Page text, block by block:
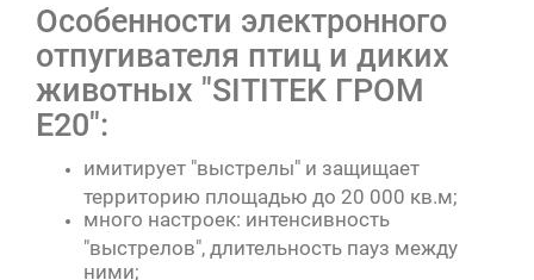
Особенности электронного
отпугивателя птиц и диких
животных "SITITEK ГРОМ
E20":
имитирует "выстрелы" и защищает
территорию площадью до 20 000 кв.м;
много настроек: интенсивность
"выстрелов", длительность пауз между
ними;